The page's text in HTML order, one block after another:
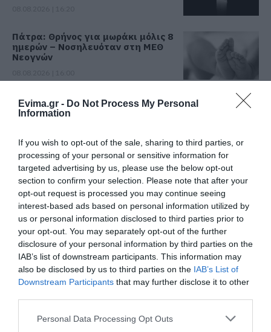
Evima.gr - Do Not Process My Personal
Information
If you wish to opt-out of the sale, sharing to third parties, or
processing of your personal or sensitive information for
targeted advertising by us, please use the below opt-out
section to confirm your selection. Please note that after your
opt-out request is processed you may continue seeing
interest-based ads based on personal information utilized by
us or personal information disclosed to third parties prior to
your opt-out. You may separately opt-out of the further
disclosure of your personal information by third parties on the
IAB’s list of downstream participants. This information may
also be disclosed by us to third parties on the IAB’s List of
Downstream Participants that may further disclose it to other
Please note that this website/app uses one or more Google
Personal Data Processing Opt Outs
Πάτρα: Θρήνος για μωράκι μόλις 8
ημερών – Νοσηλευόταν στη ΜΕΘ
Νεογνών
Αρχίζουν τα έργα για το νέο
κλειστό γυμναστήριο στην Εύβοια
Φωτιά στη Βοιωτία: Έκτακτα
μέτρα στήριξης για την εστίαση
ζητά η ΠΣτΕ
08.08.2026 | 15:20
Μεγάλη προσοχή στην Εύβοια:
Σπείρα ανοίγει επιχειρήσεις
08.08.2026 | 15:00
χαρτοφυλάκιο έργων ΑΠΕ
08.08.2026 | 14:40
Όλες οι τελευταίες ειδήσεις
ΠΕΡΙΣΣΟΤΕΡΑ ΑΠΟ ΚΟΙΝΩΝΙΑ